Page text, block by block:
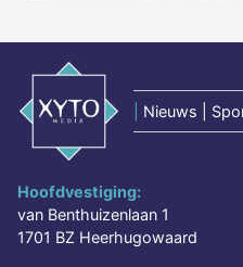
Nieuws |
Hoofdvestiging:
van Benthuizenlaan 1
1701 BZ Heerhugowaard